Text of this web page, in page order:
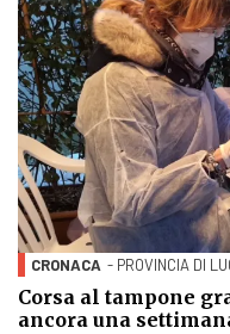
CRONACA - PROVINCIA DI
Corsa al tampone
ancora una